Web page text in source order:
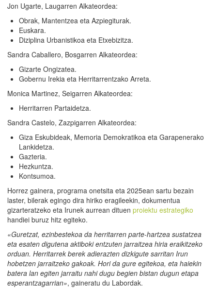
Jon Ugarte, Laugarren Alkateordea:
Obrak, Mantentzea eta Azpiegiturak.
Euskara.
Diziplina Urbanistikoa eta Etxebizitza.
Sandra Caballero, Bosgarren Alkateordea:
Gizarte Ongizatea.
Gobernu Irekia eta Herritarrentzako Arreta.
Monica Martinez, Seigarren Alkateordea:
Herritarren Partaidetza.
Sandra Castelo, Zazpigarren Alkateordea:
Giza Eskubideak, Memoria Demokratikoa eta Garapenerako
Lankidetza.
Gazteria.
Hezkuntza.
Kontsumoa.
Horrez gainera, programa onetsita eta 2025ean sartu bezain
laster, bilerak egingo dira hiriko eragileekin, dokumentua
gizarteratzeko eta Irunek aurrean dituen proiektu estrategiko
handiei buruz hitz egiteko.
«Guretzat, ezinbestekoa da herritarren parte-hartzea sustatzea
eta esaten digutena aktiboki entzuten jarraitzea hiria eraikitzeko
orduan. Herritarrek berek adierazten dizkigute sarritan Irun
hobetzen jarraitzeko gakoak. Hori da gure egitekoa, eta haiekin
batera lan egiten jarraitu nahi dugu begien bistan dugun etapa
esperantzagarrian», gaineratu du Labordak.